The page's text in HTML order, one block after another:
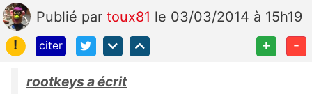
Publié par toux81 le 03/03/2014 à 15h19
!
citer + -
rootkeys a écrit